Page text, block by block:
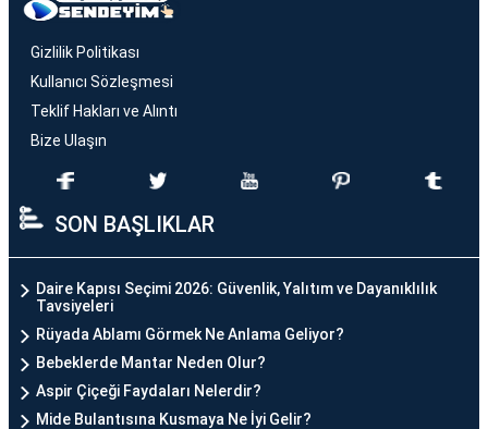
Gizlilik Politikası
Kullanıcı Sözleşmesi
Teklif Hakları ve Alıntı
Bize Ulaşın
SON BAŞLIKLAR
Daire Kapısı Seçimi 2026: Güvenlik, Yalıtım ve Dayanıklılık
Tavsiyeleri
Rüyada Ablamı Görmek Ne Anlama Geliyor?
Bebeklerde Mantar Neden Olur?
Aspir Çiçeği Faydaları Nelerdir?
Mide Bulantısına Kusmaya Ne İyi Gelir?